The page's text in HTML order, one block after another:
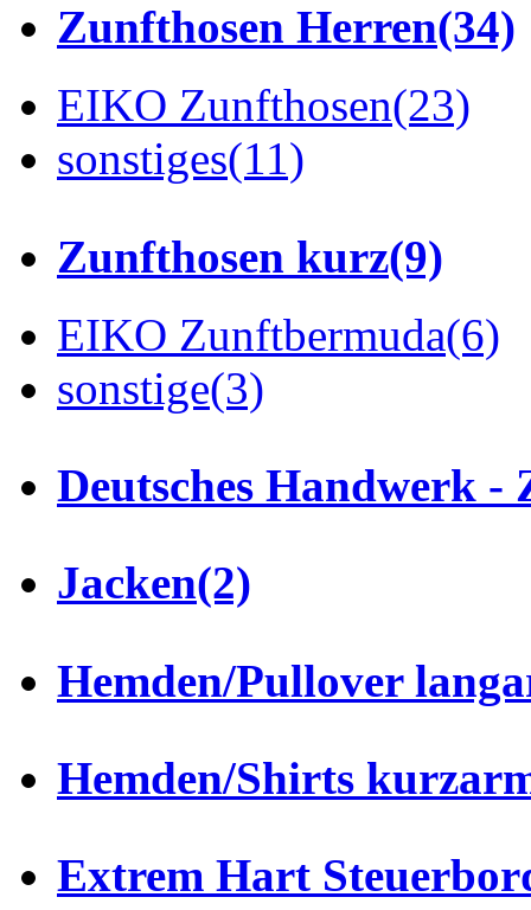
Zunfthosen Herren(34)
EIKO Zunfthosen(23)
sonstiges(11)
Zunfthosen kurz(9)
EIKO Zunftbermuda(6)
sonstige(3)
Deutsches Handwerk -
Jacken(2)
Hemden/Pullover
Hemden/Shirts
Extrem Hart